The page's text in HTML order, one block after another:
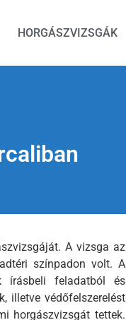
HORGÁSZVIZSGÁK
A vizsga az
színpadon volt. A
írásbeli feladatból és
illetve védőfelszerelést
horgászvizsgát tettek.